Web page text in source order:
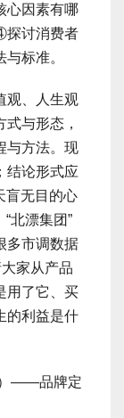
心因素有哪
探讨消费者
标准。
、人生观
与形态，
与方法。现
结论形式应
盲无目的心
北漂集团”
多市调数据
家从产品
用了它、买
的利益是什
――品牌定